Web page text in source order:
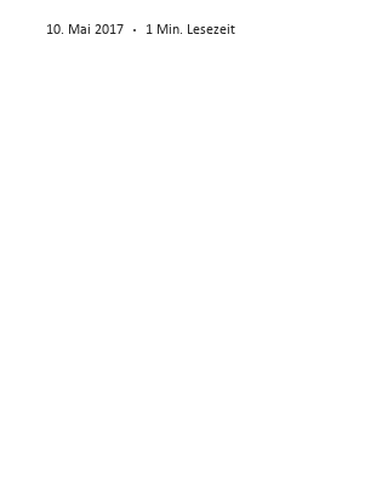
10. Mai 2017 1 Min. Lesezeit